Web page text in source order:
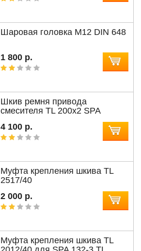
Шаровая головка M12 DIN 648
1 800 р.
Шкив ремня привода
смесителя TL 200х2 SPA
4 100 р.
Муфта крепления шкива TL
2517/40
2 000 р.
Муфта крепления шкива TL